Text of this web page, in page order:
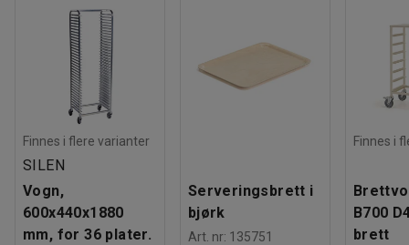
Finnes i flere varianter
SILEN
Vogn,
600x440x1880
mm, for 36 plater.
Serveringsbrett i
bjørk
Art. nr: 135751
Finnes i
B700
brett